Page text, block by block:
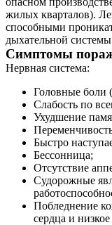
жилых кварталов).
способными
дыхательной
Симптомы
Нервная система:
Головные боли
Слабость по
Ухудшение
Быстро
Бессонница;
Отсутствие
Судорожные
Побледнение
сердца и